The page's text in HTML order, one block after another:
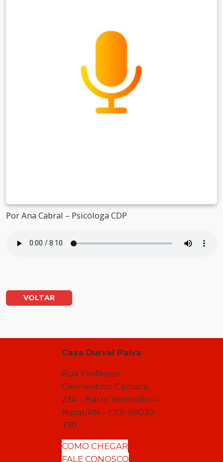
Por Ana Cabral – Psicóloga CDP
VOLTAR
Casa Durval Paiva
Rua Professor
Clementino Câmara,
234 – Barro Vermelho –
Natal/RN – CEP 59030-
330
COMO CHEGAR
FALE CONOSCO